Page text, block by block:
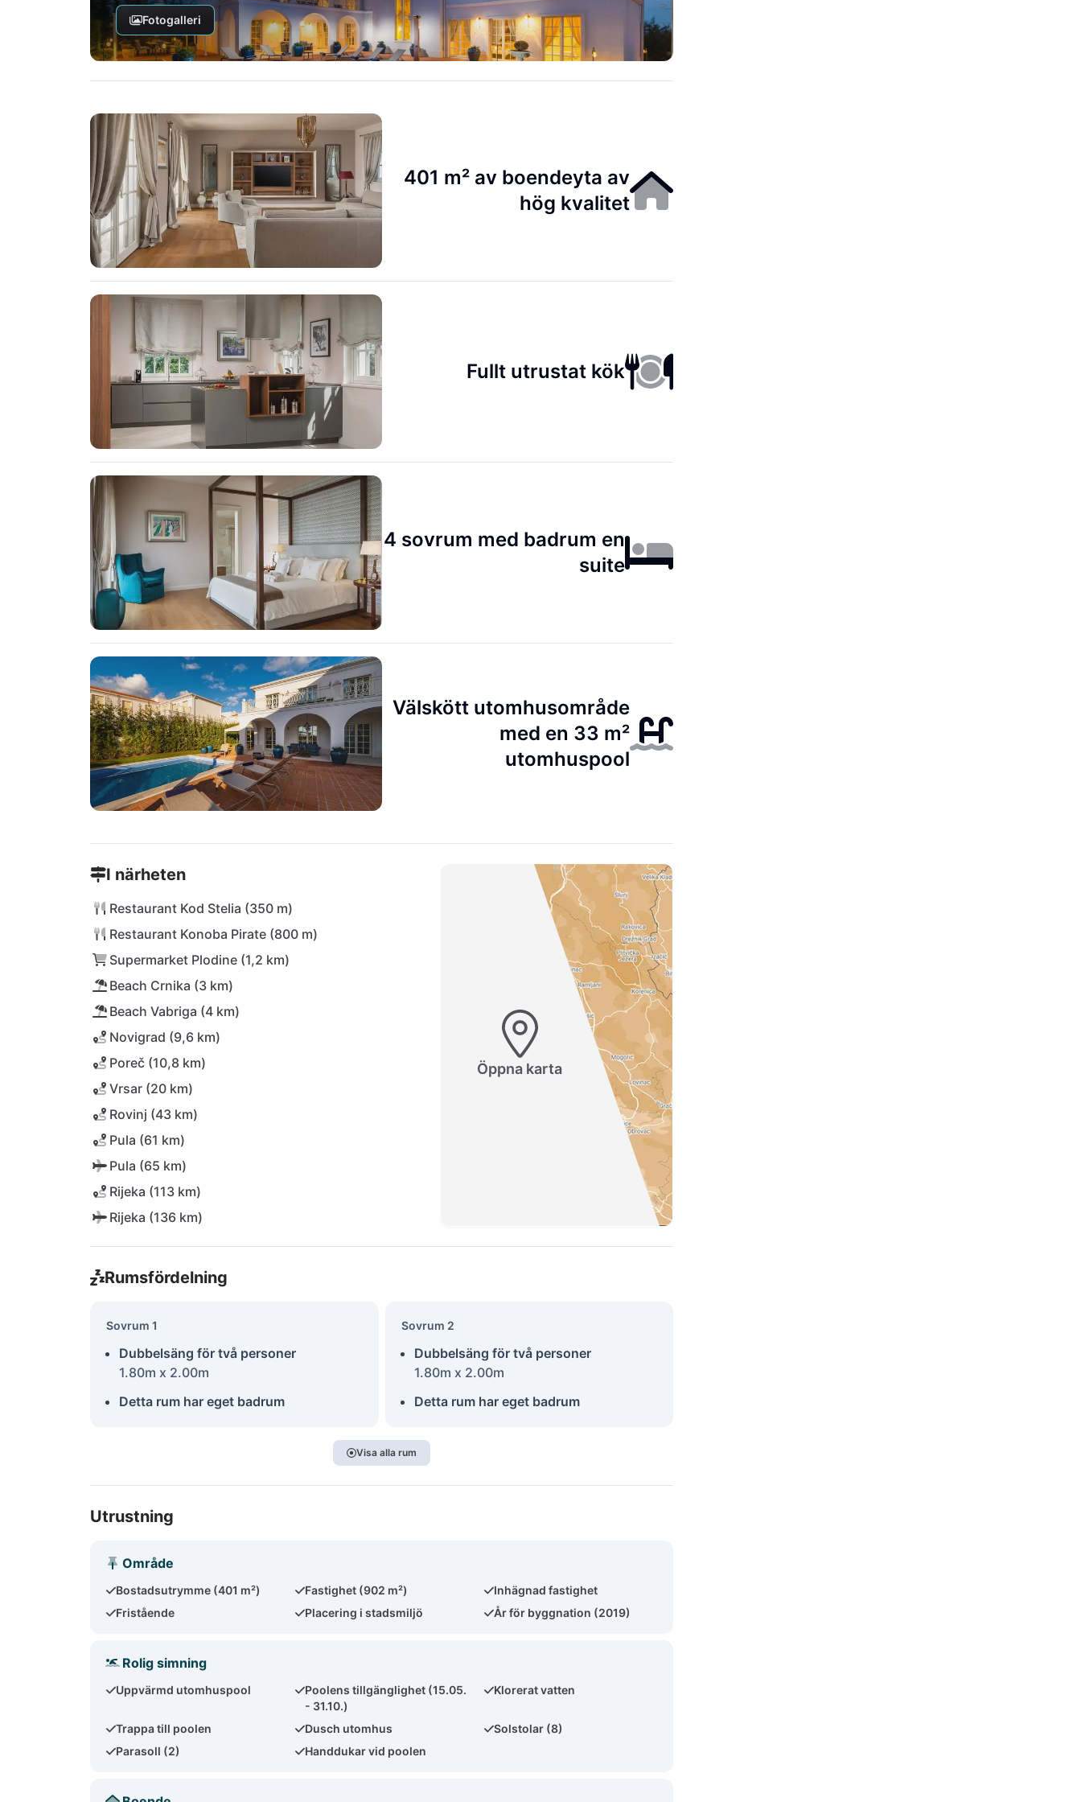
Fotogalleri
401 m² av boendeyta av
hög kvalitet
Fullt utrustat kök
4 sovrum med badrum en
suite
Välskött utomhusområde
med en 33 m²
utomhuspool
I närheten
Restaurant Kod Stelia (350 m)
Restaurant Konoba Pirate (800 m)
Supermarket Plodine (1,2 km)
Beach Crnika (3 km)
Beach Vabriga (4 km)
Novigrad (9,6 km)
Poreč (10,8 km)
Vrsar (20 km)
Rovinj (43 km)
Pula (61 km)
Pula (65 km)
Rijeka (113 km)
Rijeka (136 km)
Öppna karta
Rumsfördelning
Sovrum 1
Dubbelsäng för två personer
1.80m x 2.00m
Detta rum har eget badrum
Sovrum 2
Dubbelsäng för två personer
1.80m x 2.00m
Detta rum har eget badrum
Visa alla rum
Utrustning
Område
Bostadsutrymme (401 m²) Fastighet (902 m²)
Inhägnad fastighet
Fristående
Placering i stadsmiljö År för byggnation (2019)
Rolig simning
Uppvärmd utomhuspool
Poolens tillgänglighet (15.05.
- 31.10.)
Klorerat vatten
Trappa till poolen Dusch utomhus
Solstolar (8)
Parasoll (2)
Handdukar vid poolen